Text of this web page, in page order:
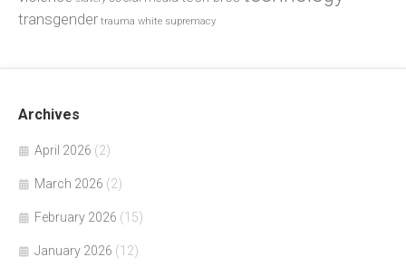
transgender trauma white supremacy
Archives
April 2026 (2)
March 2026 (2)
February 2026 (15)
January 2026 (12)